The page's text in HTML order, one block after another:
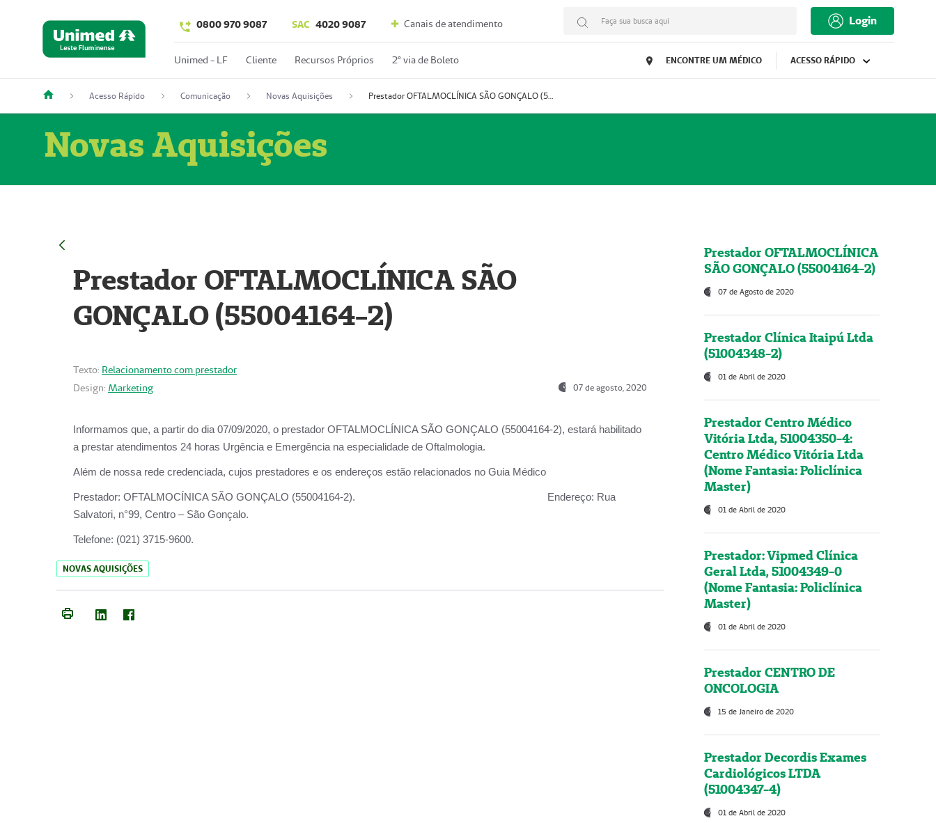
0800 970 9087 SAC 4020 9087 Canais de atendimento Faça sua busca aqui Login
Unimed - LF Cliente Recursos Próprios 2º via de Boleto ENCONTRE UM MÉDICO ACESSO RÁPIDO
Acesso Rápido Comunicação Novas Aquisições Prestador OFTALMOCLÍNICA SÃO GONÇALO (55004164-2)
Novas Aquisições
Prestador OFTALMOCLÍNICA SÃO
GONÇALO (55004164-2)
Texto: Relacionamento com prestador
Design: Marketing 07 de agosto, 2020
Informamos que, a partir do dia 07/09/2020, o prestador OFTALMOCLÍNICA SÃO GONÇALO (55004164-2), estará habilitado
a prestar atendimentos 24 horas Urgência e Emergência na especialidade de Oftalmologia.
Além de nossa rede credenciada, cujos prestadores e os endereços estão relacionados no Guia Médico
Prestador: OFTALMOCÍNICA SÃO GONÇALO (55004164-2). Endereço: Rua
Salvatori, n°99, Centro – São Gonçalo.
Telefone: (021) 3715-9600.
NOVAS AQUISIÇÕES
Prestador OFTALMOCLÍNICA
SÃO GONÇALO (55004164-2)
07 de Agosto de 2020
Prestador Clínica Itaipú Ltda
(51004348-2)
01 de Abril de 2020
Prestador Centro Médico
Vitória Ltda, 51004350-4:
Centro Médico Vitória Ltda
(Nome Fantasia: Policlínica
Master)
01 de Abril de 2020
Prestador: Vipmed Clínica
Geral Ltda, 51004349-0
(Nome Fantasia: Policlínica
Master)
01 de Abril de 2020
Prestador CENTRO DE
ONCOLOGIA
15 de Janeiro de 2020
Prestador Decordis Exames
Cardiológicos LTDA
(51004347-4)
01 de Abril de 2020